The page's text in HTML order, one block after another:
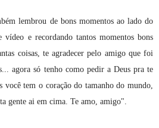
lembrou de bons momentos ao lado do
vídeo e recordando tantos momentos bons
coisas, te agradecer pelo amigo que foi
agora só tenho como pedir a Deus pra te
você tem o coração do tamanho do mundo,
gente ai em cima. Te amo, amigo".